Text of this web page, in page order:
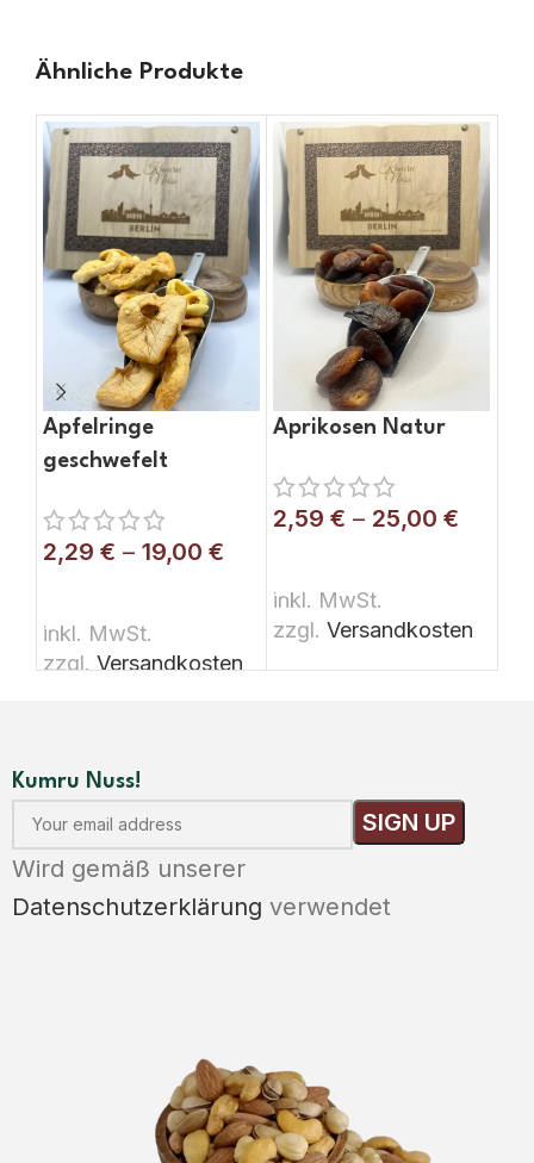
Ähnliche Produkte
Apfelringe
geschwefelt
2,29 € – 19,00 €
inkl. MwSt.
zzgl. Versandkosten
Aprikosen Natur
2,59 € – 25,00 €
inkl. MwSt.
zzgl. Versandkosten
Kumru Nuss!
Wird gemäß unserer
Datenschutzerklärung verwendet